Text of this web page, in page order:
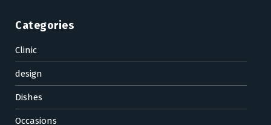
Categories
Clinic
design
Dishes
Occasions